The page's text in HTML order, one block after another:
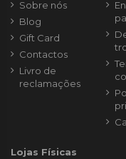
Sobre nós
Blog
Gift Card
Contactos
Livro de
reclamações
Lojas Físicas